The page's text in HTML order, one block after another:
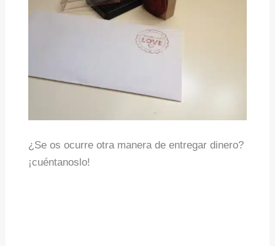
¿Se os ocurre otra manera de entregar dinero?
¡cuéntanoslo!